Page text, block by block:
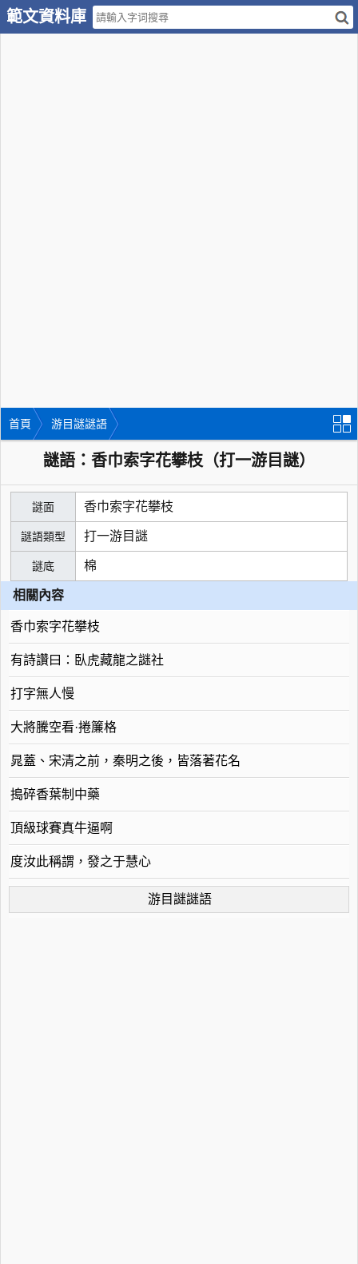
範文資料庫
首頁 游目謎謎語
謎語：香巾索字花攀枝（打一游目謎）
謎面 香巾索字花攀枝
謎語類型 打一游目謎
謎底 棉
相關內容
香巾索字花攀枝
有詩讚曰：臥虎藏龍之謎社
打字無人慢
大將騰空看·捲簾格
晁蓋、宋清之前，秦明之後，皆落著花名
搗碎香葉制中藥
頂級球賽真牛逼啊
度汝此稱謂，發之于慧心
游目謎謎語